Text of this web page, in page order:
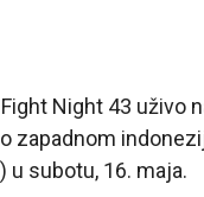
Night 43 uživo
zapadnom
u subotu, 16. maja.